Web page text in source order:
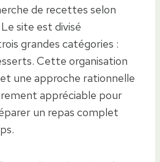
de recettes selon
site est divisé
grandes catégories :
Cette organisation
une approche rationnelle
appréciable pour
un repas complet